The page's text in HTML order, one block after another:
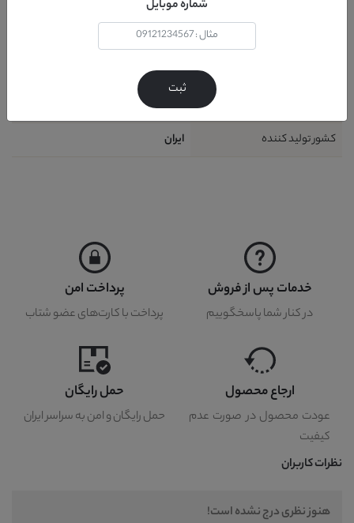
24 ماه
36 ماه
دو نفر
کشور تولید کننده
ايران
خدمات پس از فروش
در کنار شما پاسخگوییم
پرداخت امن
پرداخت با کارت‌های عضو شتاب
ارجاع محصول
عودت محصول در صورت عدم
کیفیت
حمل رایگان
حمل رایگان و امن به سراسر ایران
نظرات کاربران
هنوز نظری درج نشده است!
شماره موبایل
ثبت